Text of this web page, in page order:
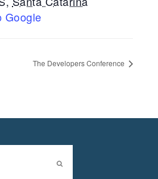
Google
The Developers Conference